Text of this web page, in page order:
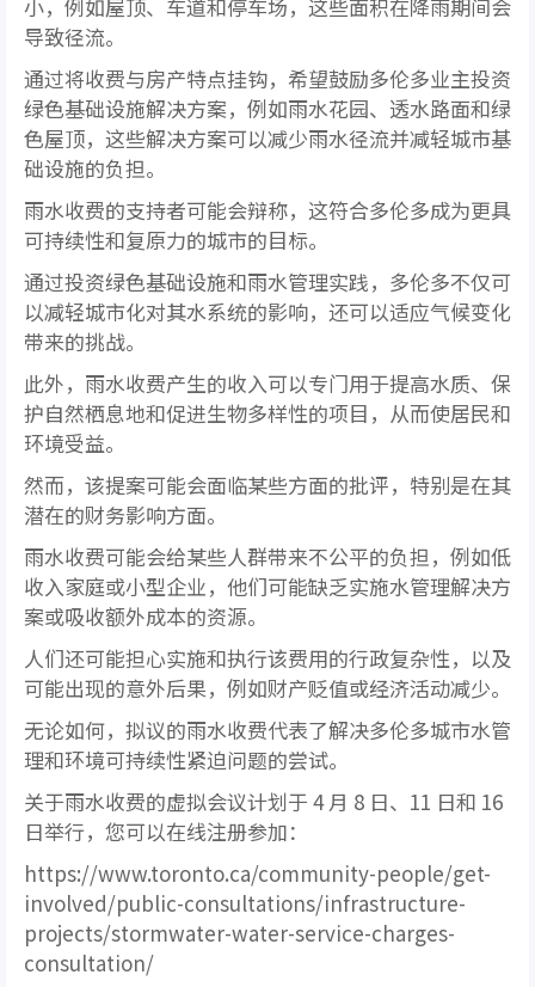
小，例如屋顶、车道和停车场，这些面积在降雨期间会
导致径流。
通过将收费与房产特点挂钩，希望鼓励多伦多业主投资
绿色基础设施解决方案，例如雨水花园、透水路面和绿
色屋顶，这些解决方案可以减少雨水径流并减轻城市基
础设施的负担。
雨水收费的支持者可能会辩称，这符合多伦多成为更具
可持续性和复原力的城市的目标。
通过投资绿色基础设施和雨水管理实践，多伦多不仅可
以减轻城市化对其水系统的影响，还可以适应气候变化
带来的挑战。
此外，雨水收费产生的收入可以专门用于提高水质、保
护自然栖息地和促进生物多样性的项目，从而使居民和
环境受益。
然而，该提案可能会面临某些方面的批评，特别是在其
潜在的财务影响方面。
雨水收费可能会给某些人群带来不公平的负担，例如低
收入家庭或小型企业，他们可能缺乏实施水管理解决方
案或吸收额外成本的资源。
人们还可能担心实施和执行该费用的行政复杂性，以及
可能出现的意外后果，例如财产贬值或经济活动减少。
无论如何，拟议的雨水收费代表了解决多伦多城市水管
理和环境可持续性紧迫问题的尝试。
关于雨水收费的虚拟会议计划于 4 月 8 日、11 日和 16
日举行，您可以在线注册参加：
https://www.toronto.ca/community-people/get-
involved/public-consultations/infrastructure-
projects/stormwater-water-service-charges-
consultation/